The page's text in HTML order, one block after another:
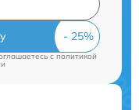
cполитикой